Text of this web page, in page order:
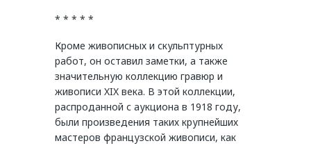
* * * * *
Кроме живописных и скульптурных
работ, он оставил заметки, а также
значительную коллекцию гравюр и
живописи XIX века. В этой коллекции,
распроданной с аукциона в 1918 году,
были произведения таких крупнейших
мастеров французской живописи, как